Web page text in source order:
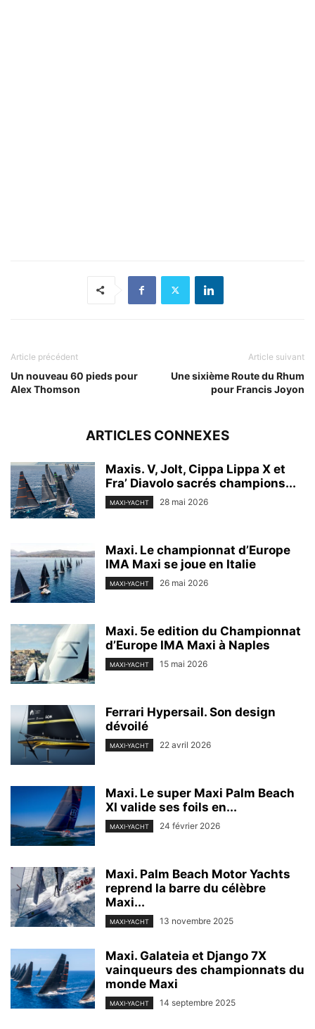
Article précédent
Un nouveau 60 pieds pour
Alex Thomson
Article suivant
Une sixième Route du Rhum
pour Francis Joyon
ARTICLES CONNEXES
Maxis. V, Jolt, Cippa Lippa X et
Fra’ Diavolo sacrés champions...
MAXI-YACHT 28 mai 2026
Maxi. Le championnat d’Europe
IMA Maxi se joue en Italie
MAXI-YACHT 26 mai 2026
Maxi. 5e edition du Championnat
d’Europe IMA Maxi à Naples
MAXI-YACHT 15 mai 2026
Ferrari Hypersail. Son design
dévoilé
MAXI-YACHT 22 avril 2026
Maxi. Le super Maxi Palm Beach
XI valide ses foils en...
MAXI-YACHT 24 février 2026
Maxi. Palm Beach Motor Yachts
reprend la barre du célèbre
Maxi...
MAXI-YACHT 13 novembre 2025
Maxi. Galateia et Django 7X
vainqueurs des championnats du
monde Maxi
MAXI-YACHT 14 septembre 2025